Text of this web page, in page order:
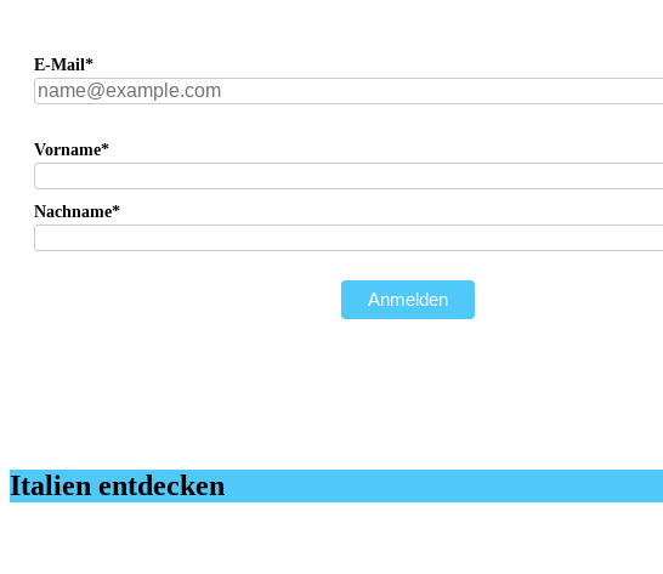
E-Mail*
Vorname*
Nachname*
Anmelden
Italien entdecken